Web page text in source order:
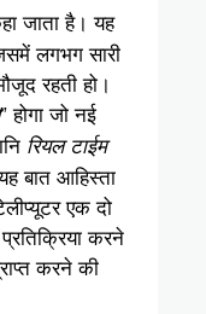
जाता है। यह
लगभग सारी
रहती हो।
” होगा जो नई
रियल टाईम
बात आहिस्ता
एक दो
करने
करने की